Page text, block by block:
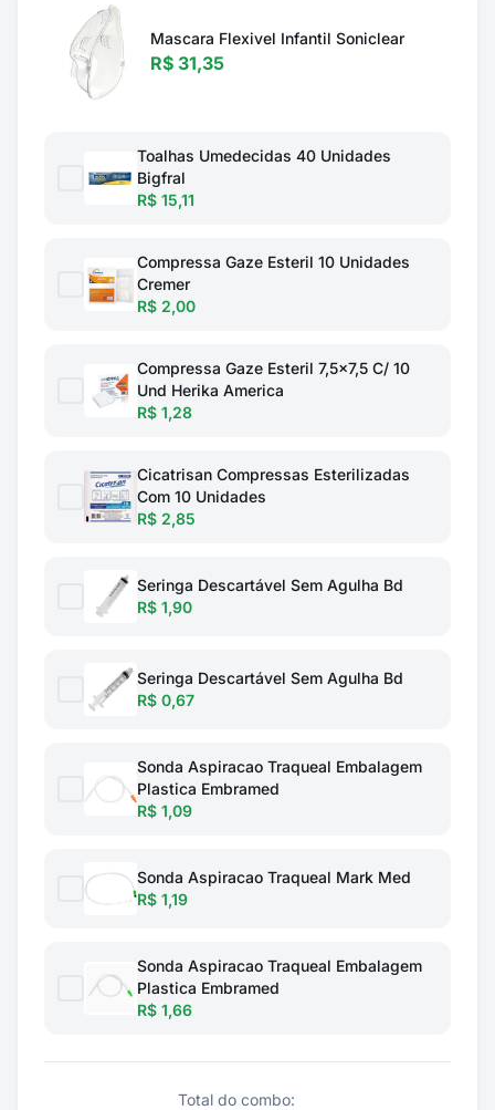
Mascara Flexivel Infantil Soniclear
R$ 31,35
Toalhas Umedecidas 40 Unidades
Bigfral
R$ 15,11
Compressa Gaze Esteril 10 Unidades
Cremer
R$ 2,00
Compressa Gaze Esteril 7,5x7,5 C/ 10
Und Herika America
R$ 1,28
Cicatrisan Compressas Esterilizadas
Com 10 Unidades
R$ 2,85
Seringa Descartável Sem Agulha Bd
R$ 1,90
Seringa Descartável Sem Agulha Bd
R$ 0,67
Sonda Aspiracao Traqueal Embalagem
Plastica Embramed
R$ 1,09
Sonda Aspiracao Traqueal Mark Med
R$ 1,19
Sonda Aspiracao Traqueal Embalagem
Plastica Embramed
R$ 1,66
Total do combo: